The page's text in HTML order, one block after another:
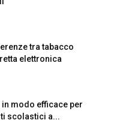
tra tabacco
elettronica
modo efficace per
scolastici a...